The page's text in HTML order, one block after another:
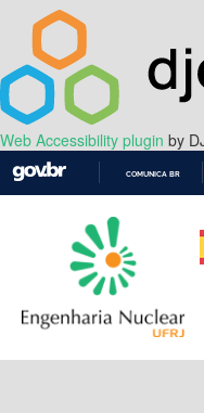
Web Accessibility plugin by
COMUNICA BR